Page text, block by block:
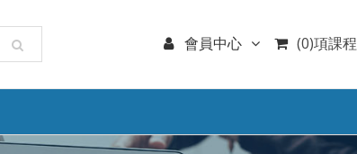
(0)項課程
會員中心